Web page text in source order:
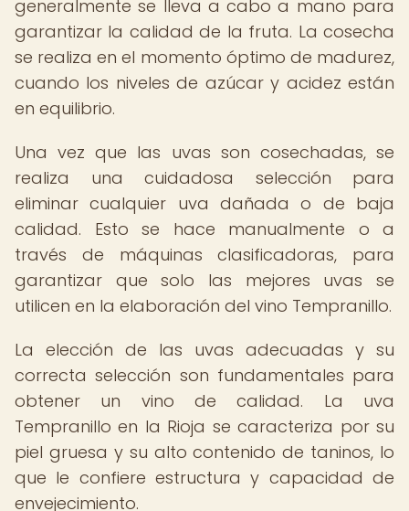
generalmente se lleva a cabo a mano para
garantizar la calidad de la fruta. La cosecha
se realiza en el momento óptimo de madurez,
cuando los niveles de azúcar y acidez están
en equilibrio.
Una vez que las uvas son cosechadas, se
realiza una cuidadosa selección para
eliminar cualquier uva dañada o de baja
calidad. Esto se hace manualmente o a
través de máquinas clasificadoras, para
garantizar que solo las mejores uvas se
utilicen en la elaboración del vino Tempranillo.
La elección de las uvas adecuadas y su
correcta selección son fundamentales para
obtener un vino de calidad. La uva
Tempranillo en la Rioja se caracteriza por su
piel gruesa y su alto contenido de taninos, lo
que le confiere estructura y capacidad de
envejecimiento.